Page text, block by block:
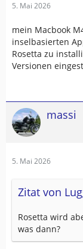
5. Mai 2026
mein Macbook
inselbasierten
Rosetta zu
Versionen
massi
5. Mai 2026
Zitat von
Rosetta wird
was dann?